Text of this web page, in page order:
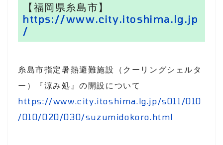
【福岡県糸島市】
https://www.city.itoshima.lg.jp
/
糸島市指定暑熱避難施設（クーリングシェルタ
ー）『涼み処』の開設について
https://www.city.itoshima.lg.jp/s011/010
/010/020/030/suzumidokoro.html